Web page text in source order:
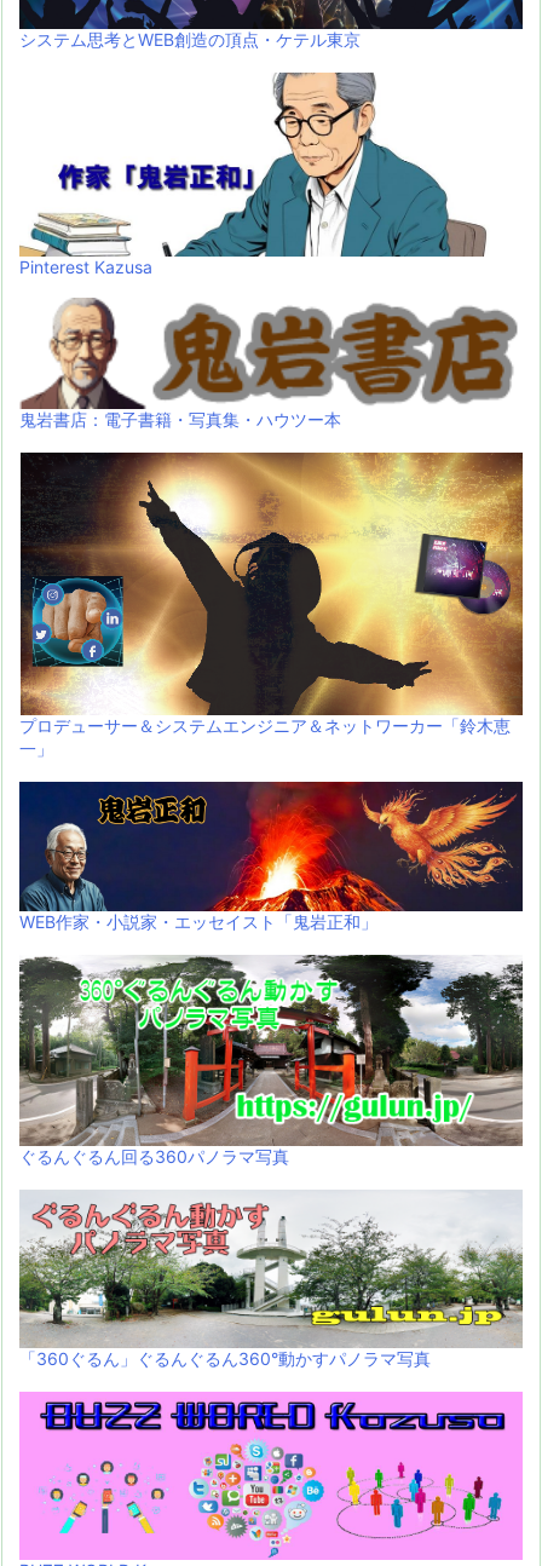
システム思考とWEB創造の頂点・ケテル東京
Pinterest Kazusa
鬼岩書店：電子書籍・写真集・ハウツー本
プロデューサー＆システムエンジニア＆ネットワーカー「鈴木恵
一」
WEB作家・小説家・エッセイスト「鬼岩正和」
ぐるんぐるん回る360パノラマ写真
「360ぐるん」ぐるんぐるん360°動かすパノラマ写真